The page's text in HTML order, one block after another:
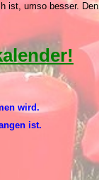
ist, umso besser.
wird.
ist.